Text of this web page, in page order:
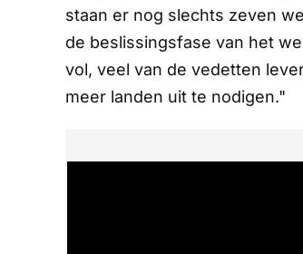
staan er nog slechts zeven
de beslissingsfase van het
vol, veel van de vedetten
meer landen uit te nodigen."